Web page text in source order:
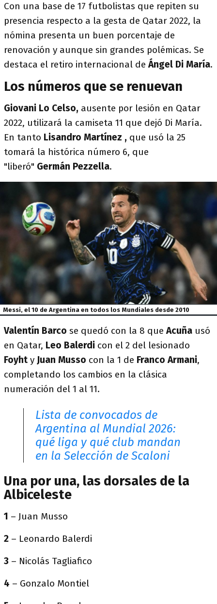
Con una base de 17 futbolistas que repiten su
presencia respecto a la gesta de Qatar 2022, la
nómina presenta un buen porcentaje de
renovación y aunque sin grandes polémicas. Se
destaca el retiro internacional deÁngel Di María.
Los números que se renuevan
Giovani Lo Celso, ausente por lesión en Qatar
2022, utilizará la camiseta 11 que dejó Di María.
En tanto Lisandro Martínez , que usó la 25
tomará la histórica número 6, que
"liberó" Germán Pezzella.
Messi, el 10 de Argentina en todos los Mundiales desde 2010
Valentín Barco se quedó con la 8 queAcuña usó
en Qatar, Leo Balerdi con el 2 del lesionado
Foyht y Juan Musso con la 1 de Franco Armani,
completando los cambios en la clásica
numeración del 1 al 11.
Lista de convocados de
Argentina al Mundial 2026:
qué liga y qué club mandan
en la Selección de Scaloni
Una por una, las dorsales de la
Albiceleste
1 – Juan Musso
2 – Leonardo Balerdi
3 – Nicolás Tagliafico
4 – Gonzalo Montiel